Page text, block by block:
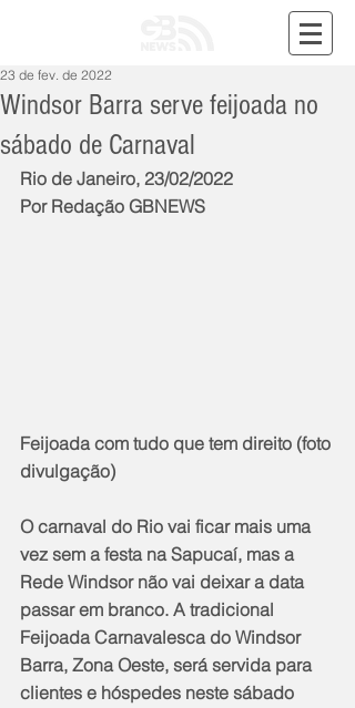
Windsor Barra serve feijoada no
sábado de Carnaval
23 de fev. de 2022
Rio de Janeiro, 23/02/2022
Por Redação GBNEWS
Feijoada com tudo que tem direito (foto
divulgação)
O carnaval do Rio vai ficar mais uma
vez sem a festa na Sapucaí, mas a
Rede Windsor não vai deixar a data
passar em branco. A tradicional
Feijoada Carnavalesca do Windsor
Barra, Zona Oeste, será servida para
clientes e hóspedes neste sábado